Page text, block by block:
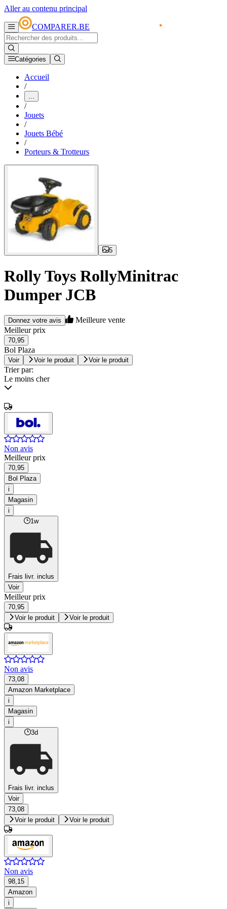
Aller au contenu principal
COMPARER.BE
Catégories
Accueil
/
...
/
Jouets
/
Jouets Bébé
/
Porteurs & Trotteurs
5
Rolly Toys RollyMinitrac
Dumper JCB
Donnez votre avis
Meilleure vente
Meilleur prix
70,95
Bol Plaza
Voir Voir le produit Voir le produit
Trier par:
Le moins cher
Non avis
Meilleur prix
70,95
Bol Plaza
i
Magasin
i
1w
Frais livr. inclus
Voir
Meilleur prix
70,95
Voir le produit
Voir le produit
Non avis
73,08
Amazon Marketplace
i
Magasin
i
3d
Frais livr. inclus
Voir
73,08
Voir le produit
Voir le produit
Non avis
98,15
Amazon
i